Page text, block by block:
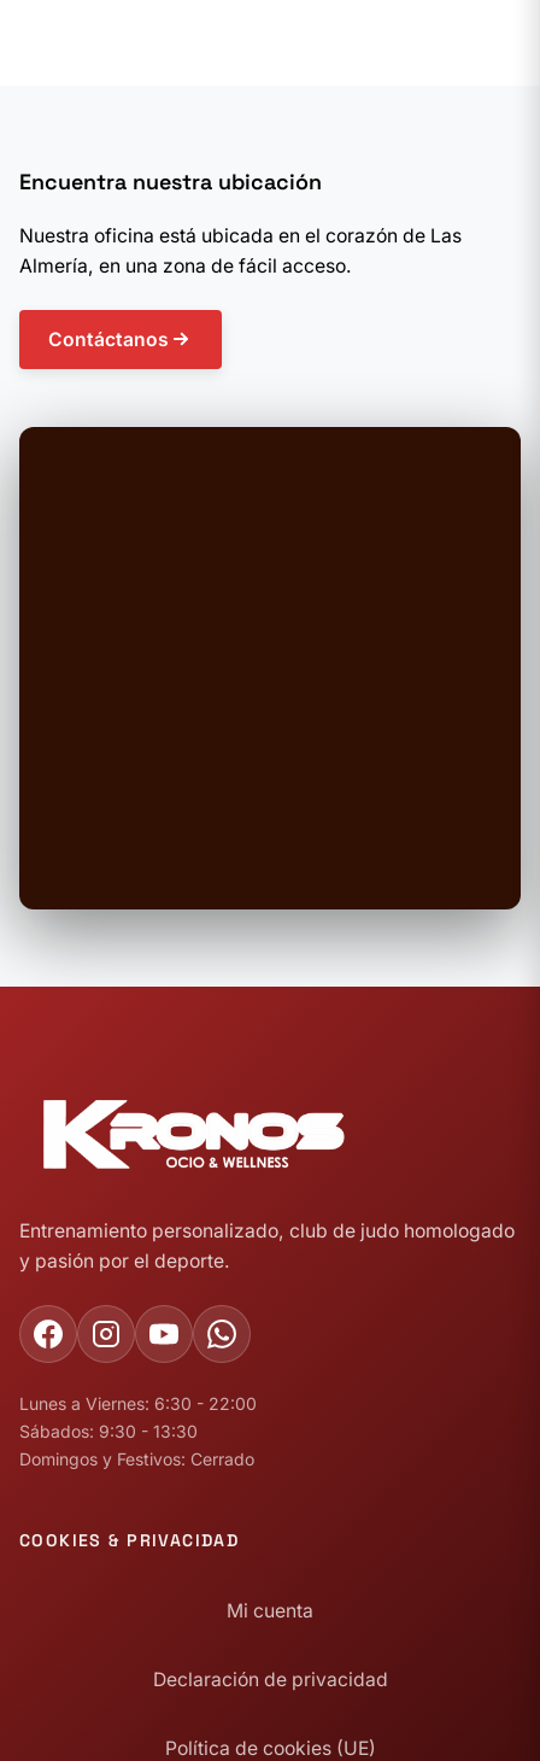
Encuentra nuestra ubicación
Nuestra oficina está ubicada en el corazón de Las
Almería, en una zona de fácil acceso.
Contáctanos
Entrenamiento personalizado, club de judo homologado
y pasión por el deporte.
Lunes a Viernes: 6:30 - 22:00
Sábados: 9:30 - 13:30
Domingos y Festivos: Cerrado
COOKIES & PRIVACIDAD
Mi cuenta
Declaración de privacidad
Política de cookies (UE)